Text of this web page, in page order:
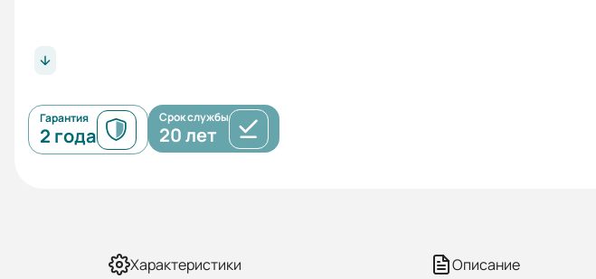
Гарантия
2 года
Срок службы
20 лет
Характеристики Описание